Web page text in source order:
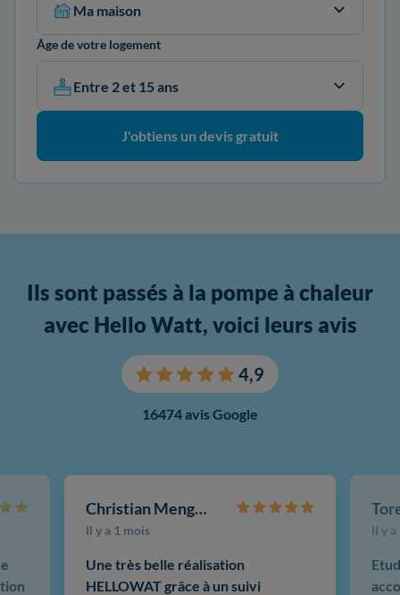
Ma maison
Âge de votre logement
Entre 2 et 15 ans
J'obtiens un devis gratuit
Ils sont passés à la pompe à chaleur
avec Hello Watt, voici leurs avis
4,9
16474 avis Google
Christian Mengotti
Il y a 1 mois
Une très belle réalisation
HELLOWAT grâce à un suivi
Il y